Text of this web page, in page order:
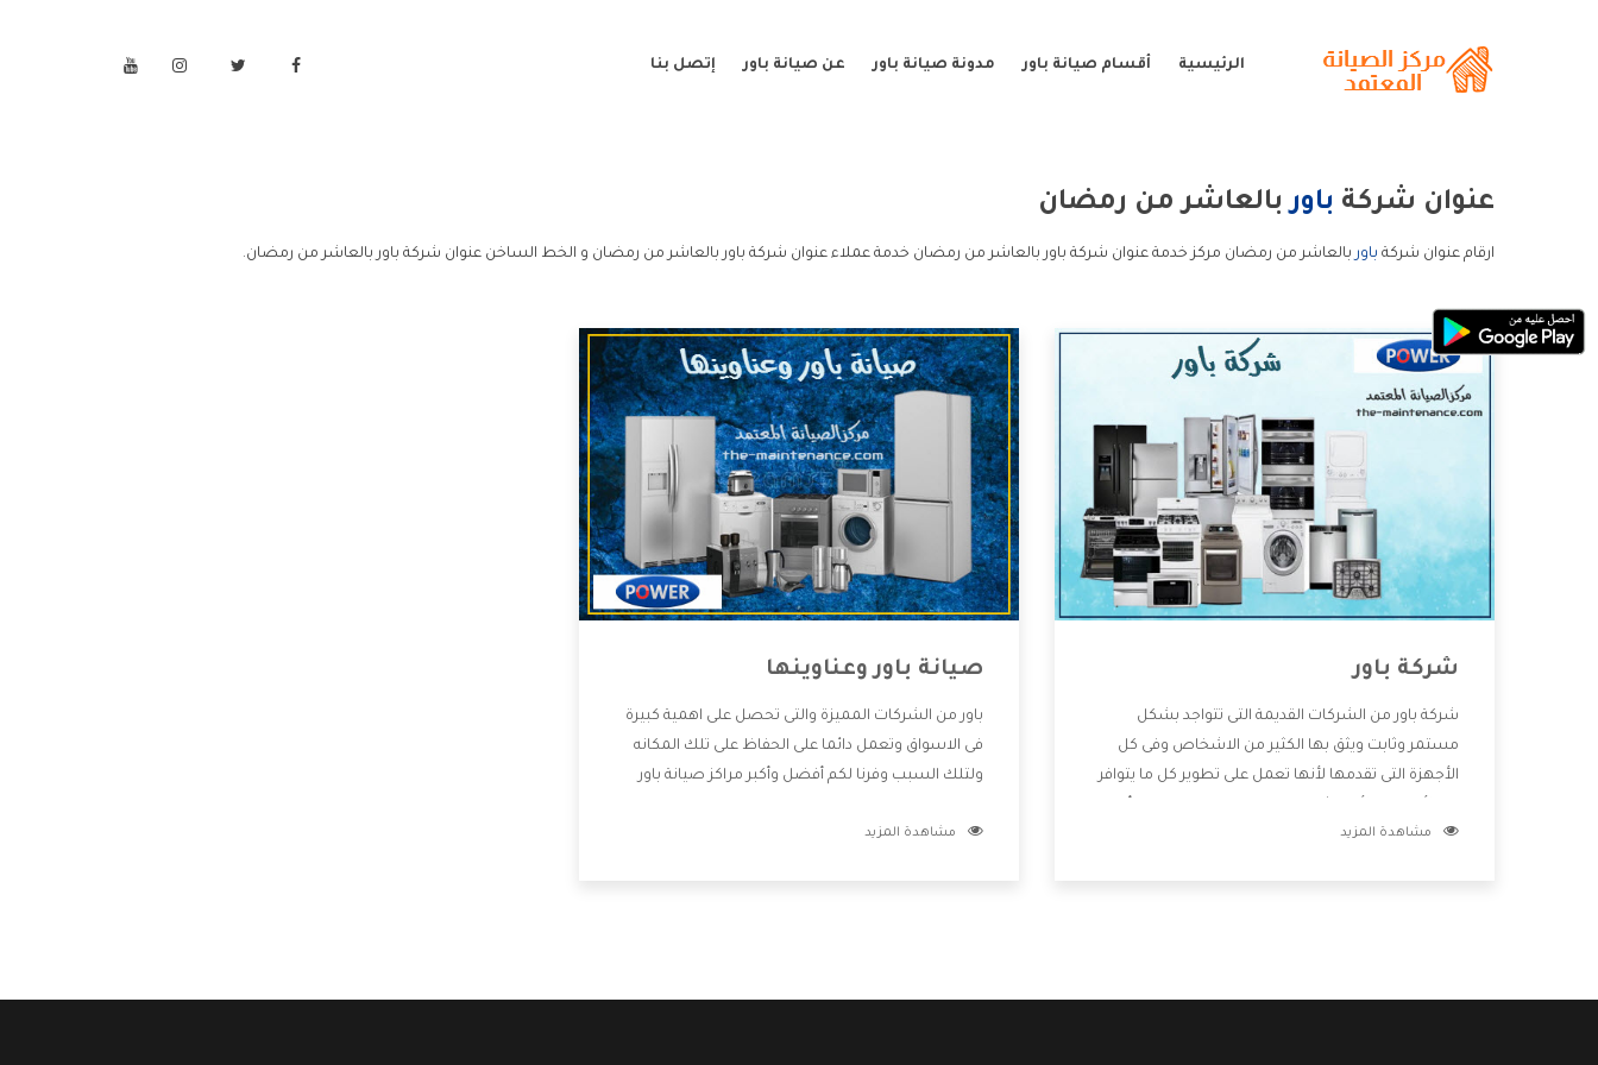
الرئيسية أقسام صيانة باور مدونة صيانة باور عن صيانة باور إتصل بنا
عنوان شركة باوربالعاشر من رمضان
ارقام عنوان شركة باوربالعاشر من رمضان مركز خدمة عنوان شركة باور بالعاشر من رمضان خدمة عملاء عنوان شركة باور بالعاشر من رمضان و الخط الساخن عنوان شركة باور بالعاشر من رمضان.
شركة باور
شركة باور من الشركات القديمة التى تتواجد بشكل
مستمر وثابت ويثق بها الكثير من الاشخاص وفى كل
الأجهزة التى تقدمها لأنها تعمل على تطوير كل ما يتوافر
خدمات ما بعد البيع مع المنتجات وتقدم للعملاء أقوى
مشاهدة المزيد
صيانة باور وعناوينها
باور من الشركات المميزة والتى تحصل على اهمية كبيرة
فى الاسواق وتعمل دائما على الحفاظ على تلك المكانه
ولتلك السبب وفرنا لكم أفضل وأكبر مراكز صيانة باور
القيام بتصليح جميع المنتجات دون اى ازعاج كما أننا نهتم
مشاهدة المزيد